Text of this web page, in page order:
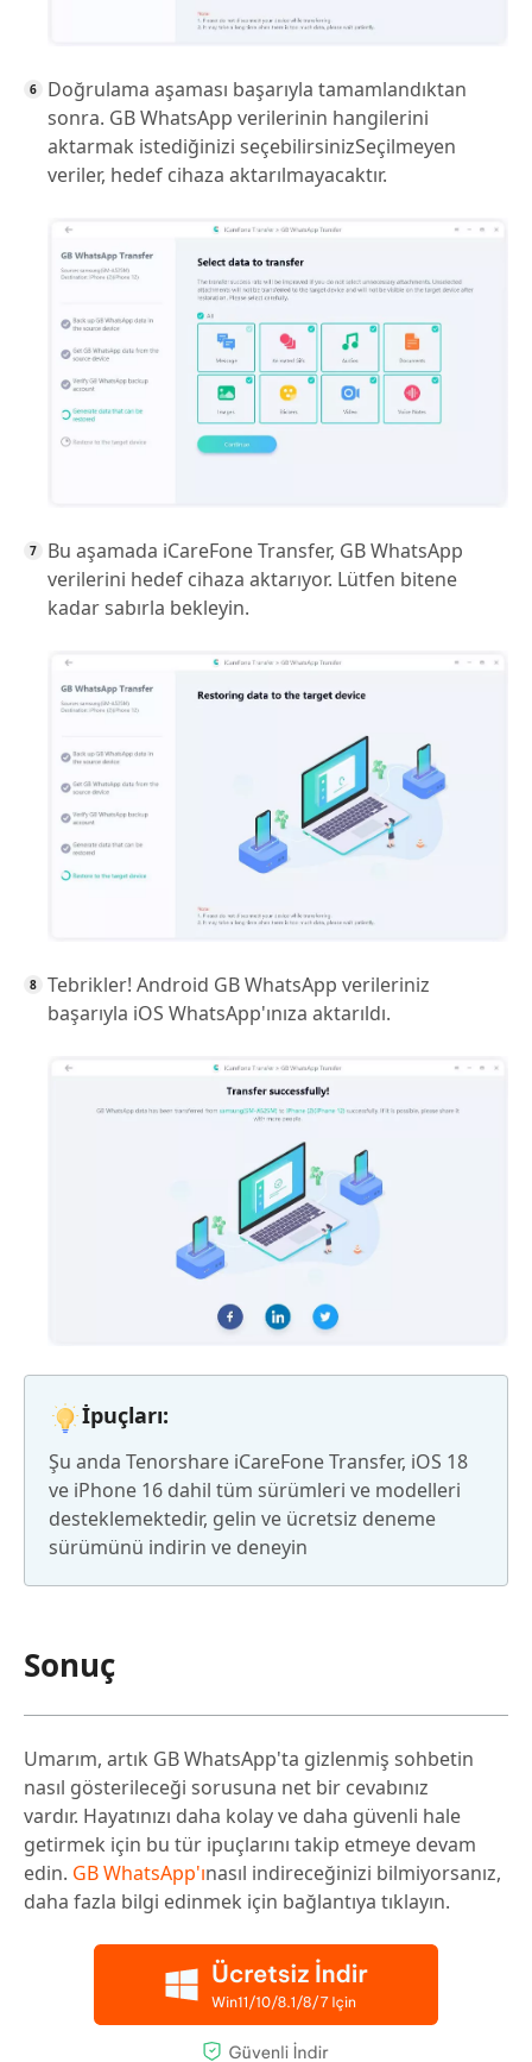
Doğrulama aşaması başarıyla tamamlandıktan
sonra. GB WhatsApp verilerinin hangilerini
aktarmak istediğinizi seçebilirsinizSeçilmeyen
veriler, hedef cihaza aktarılmayacaktır.
Bu aşamada iCareFone Transfer, GB WhatsApp
verilerini hedef cihaza aktarıyor. Lütfen bitene
kadar sabırla bekleyin.
Tebrikler! Android GB WhatsApp verileriniz
başarıyla iOS WhatsApp'ınıza aktarıldı.
İpuçları:
Şu anda Tenorshare iCareFone Transfer, iOS 18
ve iPhone 16 dahil tüm sürümleri ve modelleri
desteklemektedir, gelin ve ücretsiz deneme
sürümünü indirin ve deneyin
Sonuç
Umarım, artık GB WhatsApp'ta gizlenmiş sohbetin
nasıl gösterileceği sorusuna net bir cevabınız
vardır. Hayatınızı daha kolay ve daha güvenli hale
getirmek için bu tür ipuçlarını takip etmeye devam
edin. GB WhatsApp'ınasıl indireceğinizi bilmiyorsanız,
daha fazla bilgi edinmek için bağlantıya tıklayın.